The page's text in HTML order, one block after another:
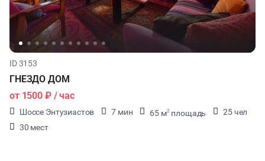
ID 3153
ГНЕЗДО ДОМ
от 1500 ₽/ час
Шоссе Энтузиастов 7 мин 65 м2 площадь
25 чел
30 мест